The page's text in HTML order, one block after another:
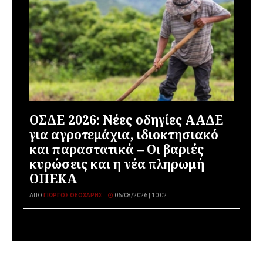
ΟΣΔΕ 2026: Νέες οδηγίες ΑΑΔΕ
για αγροτεμάχια, ιδιοκτησιακό
και παραστατικά – Οι βαριές
κυρώσεις και η νέα πληρωμή
ΟΠΕΚΑ
ΑΠΌ ΓΙΏΡΓΟΣ ΘΕΟΧΆΡΗΣ 06/08/2026 | 10:02